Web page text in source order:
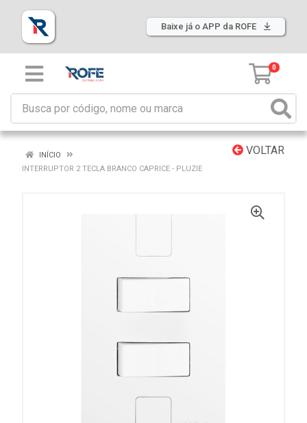
Baixe já o APP da ROFE
0
VOLTAR
INÍCIO
INTERRUPTOR 2 TECLA BRANCO CAPRICE - PLUZIE